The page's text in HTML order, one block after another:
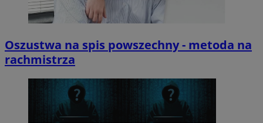
Oszustwa na spis powszechny - metoda na
rachmistrza